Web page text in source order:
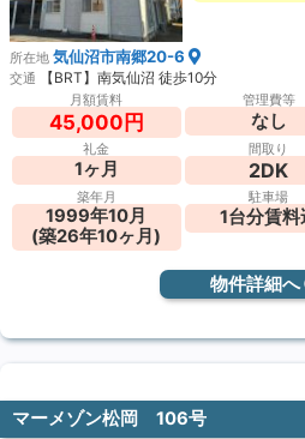
所在地 気仙沼市南郷20-6
交通 【BRT】南気仙沼 徒歩10分
月額賃料
45,000円
管理費等
なし
礼金
1ヶ月
間取り
2DK
築年月
1999年10月
(築26年10ヶ月)
駐車場
1台分賃料
物件詳細へ
マーメゾン松岡 106号